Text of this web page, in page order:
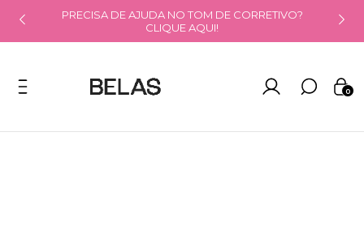
PRECISA DE AJUDA NO TOM DE CORRETIVO?
CLIQUE AQUI!
0